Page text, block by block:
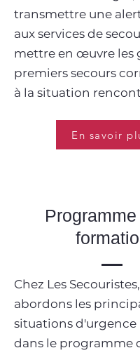
transmettre une
aux services de
mettre en œuvre les
premiers secours
à la situation
En savoir
Chez Les
abordons les
situations d'urgence
dans le programme